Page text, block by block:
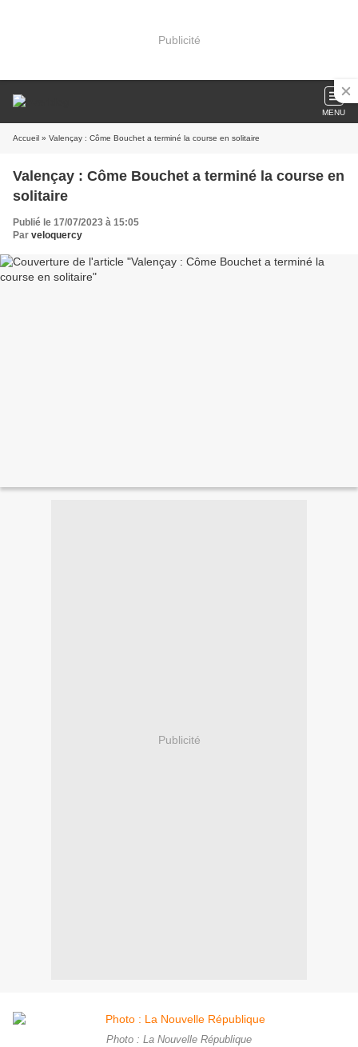
Publicité
MENU
Accueil » Valençay : Côme Bouchet a terminé la course en solitaire
Valençay : Côme Bouchet a terminé la course en
solitaire
Publié le 17/07/2023 à 15:05
Par veloquercy
Publicité
Photo : La Nouvelle République